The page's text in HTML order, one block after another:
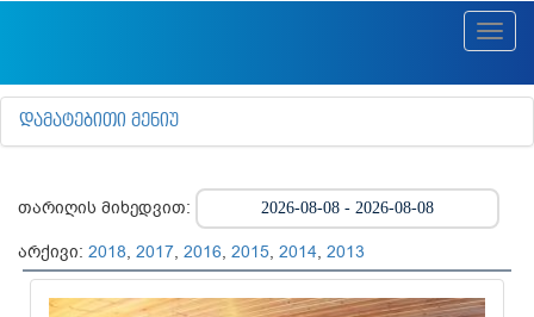
ᲓᲐᲛᲐᲢᲔᲑᲘᲗᲘ ᲛᲔᲜᲘᲣ
თარიღის მიხედვით:
არქივი: 2018, 2017, 2016, 2015, 2014, 2013